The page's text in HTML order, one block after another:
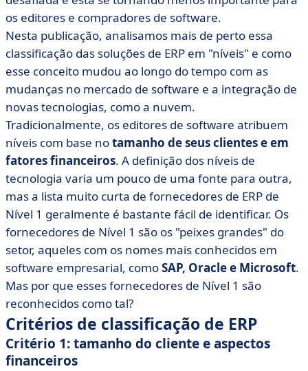
os editores e compradores de software.
Nesta publicação, analisamos mais de perto essa
classificação das soluções de ERP em "níveis" e como
esse conceito mudou ao longo do tempo com as
mudanças no mercado de software e a integração de
novas tecnologias, como a nuvem.
Tradicionalmente, os editores de software atribuem
níveis com base notamanho de seus clientes e em
fatores financeiros. A definição dos níveis de
tecnologia varia um pouco de uma fonte para outra,
mas a lista muito curta de fornecedores de ERP de
Nível 1 geralmente é bastante fácil de identificar. Os
fornecedores de Nível 1 são os "peixes grandes" do
setor, aqueles com os nomes mais conhecidos em
software empresarial, comoSAP, Oracle e Microsoft.
Mas por que esses fornecedores de Nível 1 são
reconhecidos como tal?
Critérios de classificação de ERP
Critério 1: tamanho do cliente e aspectos
financeiros